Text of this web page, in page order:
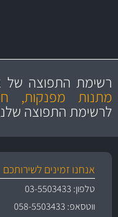
מקצועיות
ושירות מצויין
רשימת התפוצה של
מתנות מפנקות,
לרשימת התפוצה
אנחנו זמינים לשירותכם
טלפון: 03-5503433
ווטסאפ: 058-5503433